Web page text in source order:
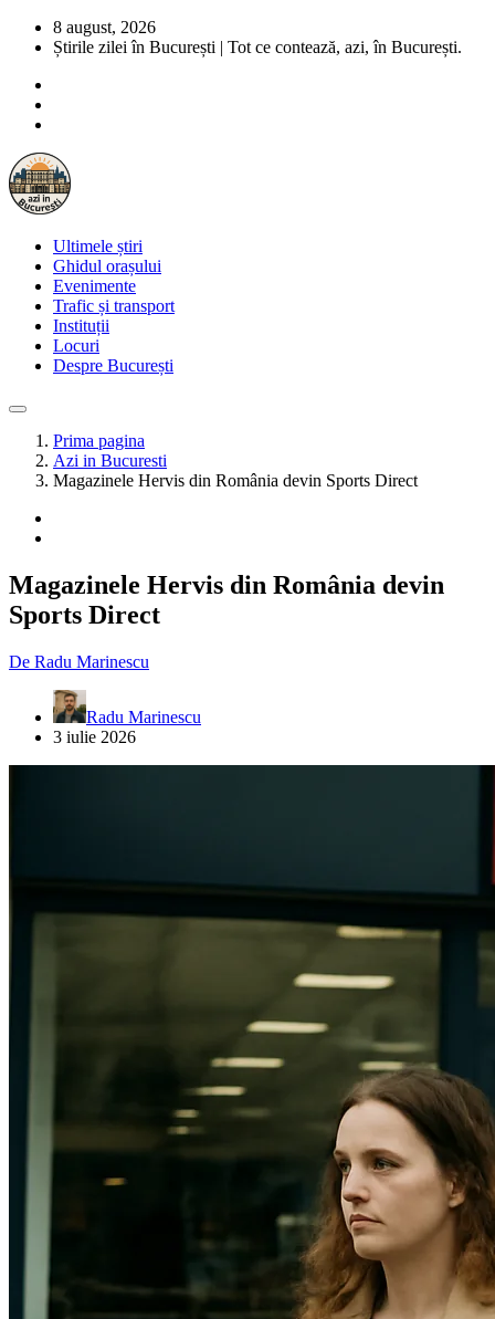
8 august, 2026
Știrile zilei în București | Tot ce contează, azi, în București.
Ultimele știri
Ghidul orașului
Evenimente
Trafic și transport
Instituții
Locuri
Despre București
Prima pagina
Azi in Bucuresti
Magazinele Hervis din România devin Sports Direct
Magazinele Hervis din România devin
Sports Direct
De Radu Marinescu
Radu Marinescu
3 iulie 2026